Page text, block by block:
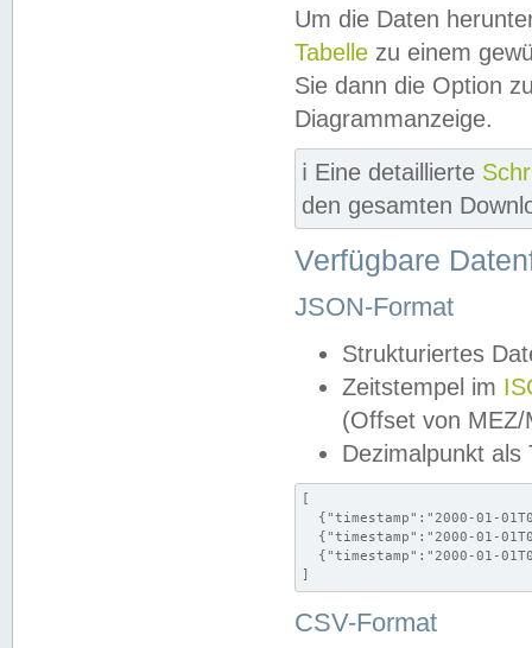
Um die Daten
Tabelle zu einem
Sie dann die Option
Diagrammanzeige.
ℹ️ Eine detaillierte
den gesamten
Verfügbare
JSON-Format
Strukturiertes
Zeitstempel im
(Offset von MEZ/
Dezimalpunkt als
[
{"timestamp":"2000-01-
{"timestamp":"2000-01-
{"timestamp":"2000-01-
]
CSV-Format